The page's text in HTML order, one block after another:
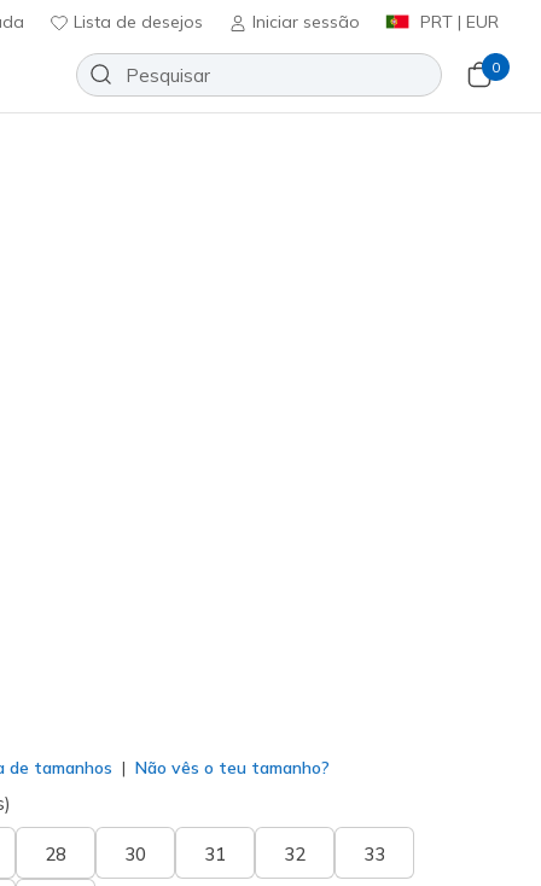
Lista de desejos Iniciar sessão PRT | EUR
0
de tamanhos Não vês o teu tamanho?
28 30 31 32 33